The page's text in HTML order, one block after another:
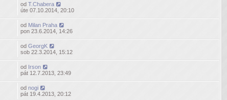
odT.Chabera
úte 07.10.2014, 20:10
od Milan Praha
pon 23.6.2014, 14:26
odGeorgK
sob 22.3.2014, 15:12
od Irson
pát 12.7.2013, 23:49
odnogi
pát 19.4.2013, 20:12